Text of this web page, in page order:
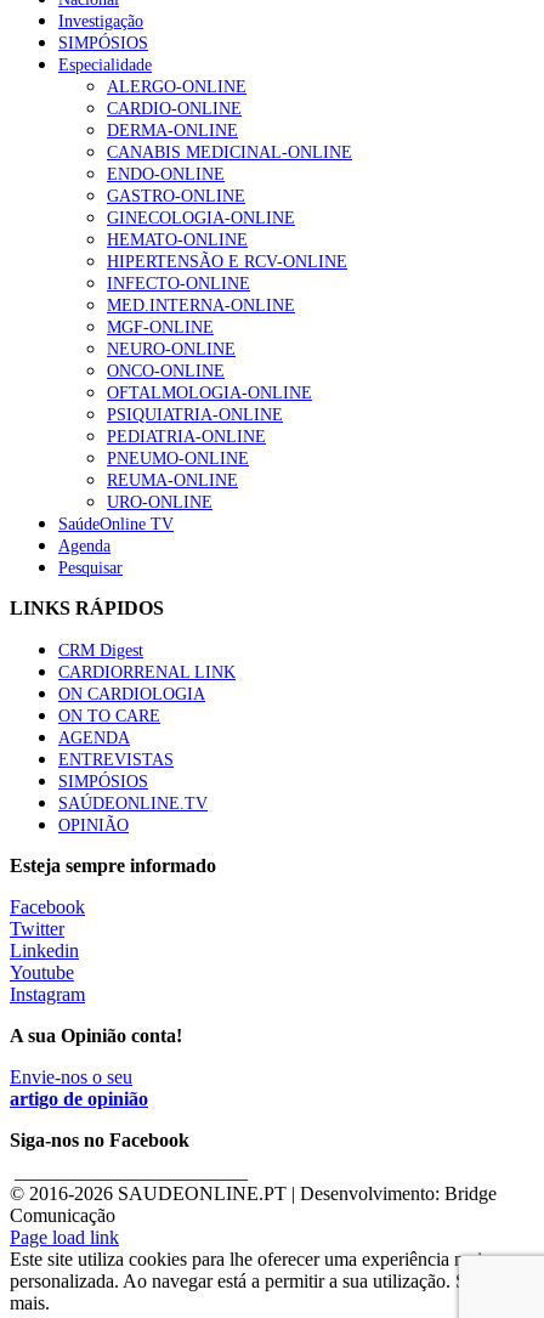
Investigação
SIMPÓSIOS
Especialidade
ALERGO-ONLINE
CARDIO-ONLINE
DERMA-ONLINE
CANABIS MEDICINAL-ONLINE
ENDO-ONLINE
GASTRO-ONLINE
GINECOLOGIA-ONLINE
HEMATO-ONLINE
HIPERTENSÃO E RCV-ONLINE
INFECTO-ONLINE
MED.INTERNA-ONLINE
MGF-ONLINE
NEURO-ONLINE
ONCO-ONLINE
OFTALMOLOGIA-ONLINE
PSIQUIATRIA-ONLINE
PEDIATRIA-ONLINE
PNEUMO-ONLINE
REUMA-ONLINE
URO-ONLINE
SaúdeOnline TV
Agenda
Pesquisar
LINKS RÁPIDOS
CRM Digest
CARDIORRENAL LINK
ON CARDIOLOGIA
ON TO CARE
AGENDA
ENTREVISTAS
SIMPÓSIOS
SAÚDEONLINE.TV
OPINIÃO
Esteja sempre informado
Facebook
Twitter
Linkedin
Youtube
Instagram
A sua Opinião conta!
Envie-nos o seu
artigo de opinião
Siga-nos no Facebook
© 2016-2026 SAUDEONLINE.PT | Desenvolvimento: Bridge
Comunicação
Page load link
Este site utiliza cookies para lhe oferecer uma experiência mais
personalizada. Ao navegar está a permitir a sua utilização. Saber
mais.